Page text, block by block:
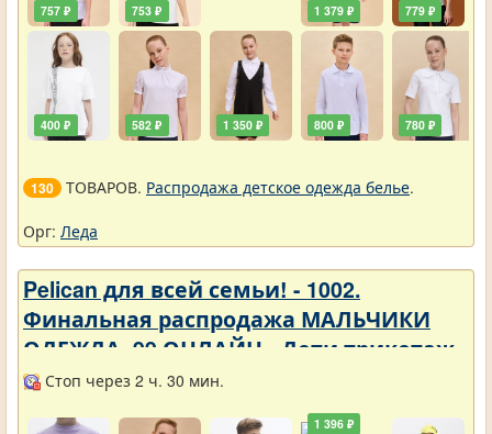
757 ₽
400 ₽
753 ₽
582 ₽ 1 350 ₽
1 379 ₽
800 ₽
779 ₽
780 ₽
130 ТОВАРОВ. Распродажа детское одежда белье.
Орг: Леда
Pelican для всей семьи! - 1002.
Финальная распродажа МАЛЬЧИКИ
ОДЕЖДА_99 ОНЛАЙН - Дети трикотаж -
Разное
Стоп через 2 ч. 30 мин.
1 396 ₽